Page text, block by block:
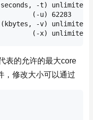
-t) unlimited
(-u) 62283
-v) unlimited
(-x) unlimited
表的允许的最大core
，修改大小可以通过